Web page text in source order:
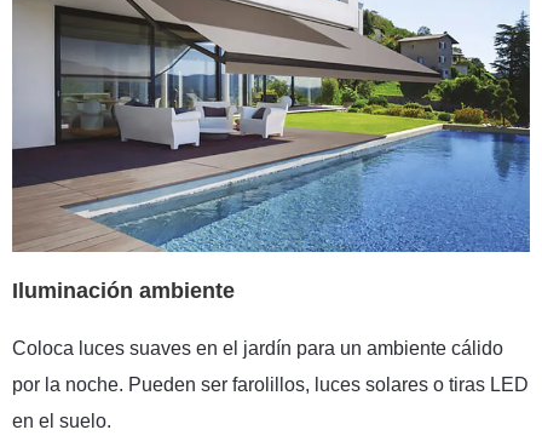
Iluminación ambiente
Coloca luces suaves en el jardín para un ambiente cálido
por la noche. Pueden ser farolillos, luces solares o tiras LED
en el suelo.